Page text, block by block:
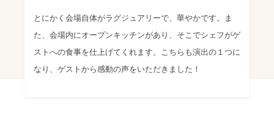
とにかく会場自体がラグジュアリーで、華やかです。ま
た、会場内にオープンキッチンがあり、そこでシェフがゲ
ストへの食事を仕上げてくれます。こちらも演出の１つに
なり、ゲストから感動の声をいただきました！